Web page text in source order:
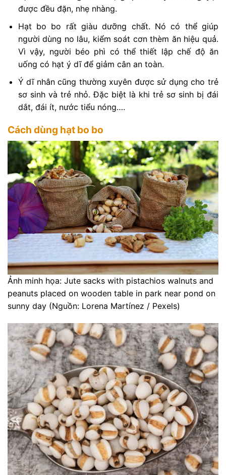
được đều đặn, nhẹ nhàng.
Hạt bo bo rất giàu dưỡng chất. Nó có thể giúp
người dùng no lâu, kiểm soát cơn thèm ăn hiệu quả.
Vì vậy, người béo phì có thể thiết lập chế độ ăn
uống có hạt ý dĩ để giảm cân an toàn.
Ý dĩ nhân cũng thường xuyên được sử dụng cho trẻ
sơ sinh và trẻ nhỏ. Đặc biệt là khi trẻ sơ sinh bị đái
dắt, đái ít, nước tiểu nóng….
Cách dùng hạt bo bo
Ảnh minh họa: Jute sacks with pistachios walnuts and
peanuts placed on wooden table in park near pond on
sunny day (Nguồn: Lorena Martínez / Pexels)